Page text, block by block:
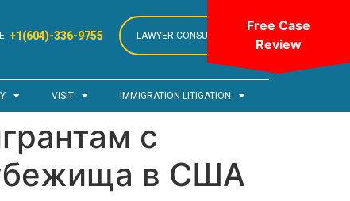
+1(604)-336-9755 LAWYER CONSULTATION
VISIT IMMIGRATION LITIGATION
с
в США
Free Case
Review